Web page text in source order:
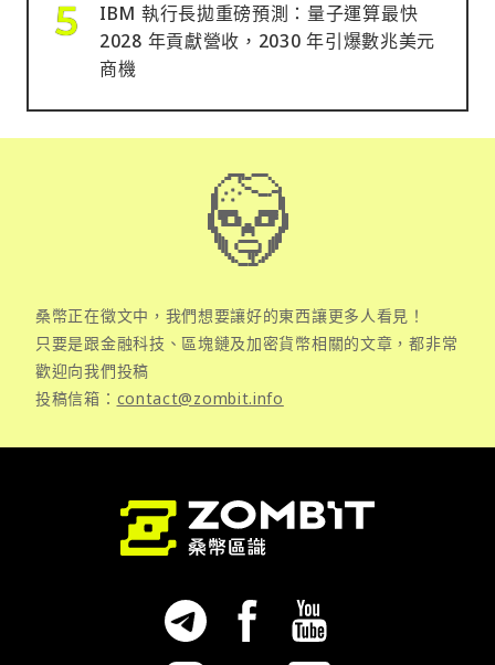
IBM 執行長拋重磅預測：量子運算最快
2028 年貢獻營收，2030 年引爆數兆美元
商機
桑幣正在徵文中，我們想要讓好的東西讓更多人看見！
只要是跟金融科技、區塊鏈及加密貨幣相關的文章，都非常
歡迎向我們投稿
投稿信箱： contact@zombit.info